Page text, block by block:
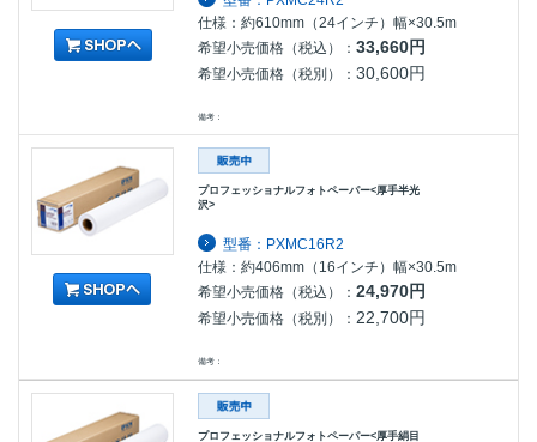
仕様：約610mm（24インチ）幅×30.5m
希望小売価格（税込）：33,660円
希望小売価格（税別）：30,600円
備考：
プロフェッショナルフォトペーパー<厚手半光
沢>
型番：PXMC16R2
仕様：約406mm（16インチ）幅×30.5m
希望小売価格（税込）： 24,970円
希望小売価格（税別）： 22,700円
備考：
プロフェッショナルフォトペーパー<厚手絹目